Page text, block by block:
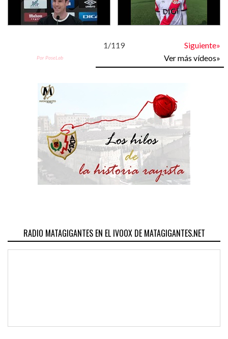
1/119 Siguiente»
Por PoseLab Ver más vídeos»
RADIO MATAGIGANTES EN EL IVOOX DE MATAGIGANTES.NET